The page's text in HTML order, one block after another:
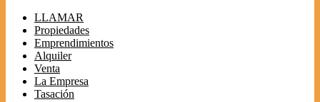
LLAMAR
Propiedades
Emprendimientos
Alquiler
Venta
La Empresa
Tasación